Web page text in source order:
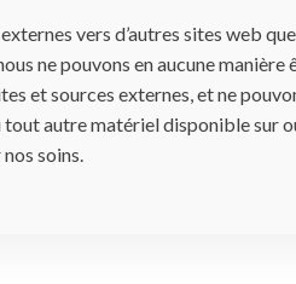
vers d’autres sites web
ne pouvons en aucune
et sources externes, et ne
autre matériel disponible sur
soins.